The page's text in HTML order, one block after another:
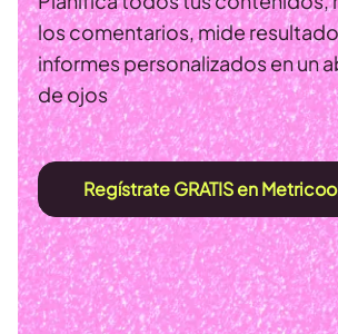
los comentarios, mide
informes personalizados en un
de ojos
Regístrate GRATIS en